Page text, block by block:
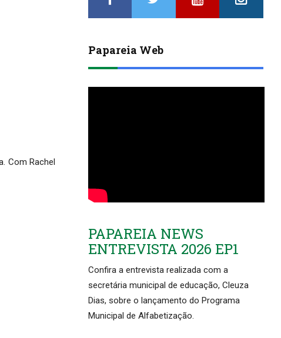
Com Rachel
Papareia Web
PAPAREIA NEWS
ENTREVISTA 2026 EP1
Confira a entrevista realizada com a
secretária municipal de educação, Cleuza
Dias, sobre o lançamento do Programa
Municipal de Alfabetização.